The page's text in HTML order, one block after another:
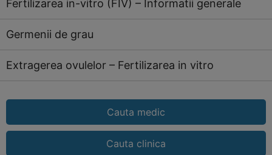
Fertilizarea in-vitro (FIV) – Informatii generale
Germenii de grau
Extragerea ovulelor – Fertilizarea in vitro
Cauta medic
Cauta clinica